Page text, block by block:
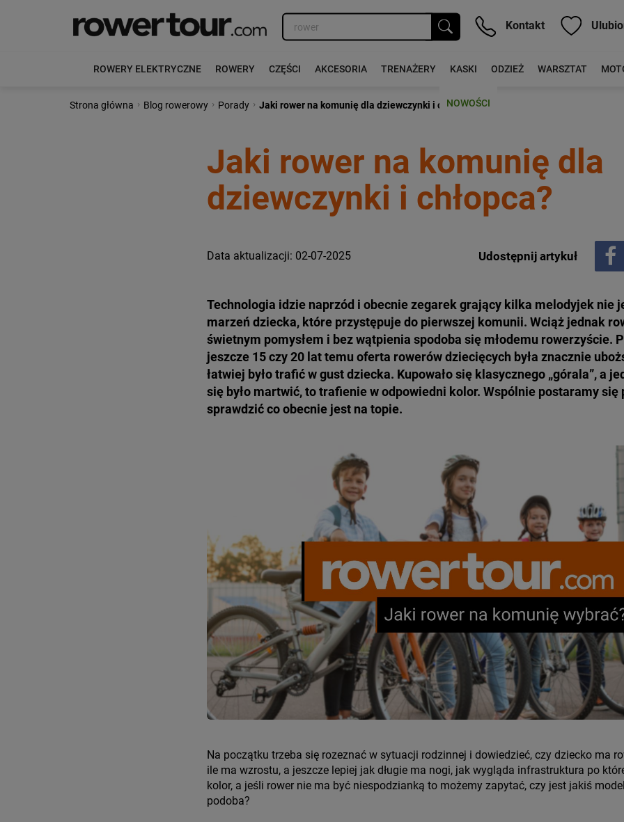
Kontakt
ROWERY ELEKTRYCZNE ROWERY CZĘŚCI AKCESORIA TRENAŻERY KASKI ODZIEŻ WARSZTAT
NOWOŚCI
Strona główna › Blog rowerowy › Porady › Jaki rower na komunię dla dziewczynki i chłopca?
Jaki rower na komunię dla
dziewczynki i chłopca?
Data aktualizacji: 02-07-2025 Udostępnij artykuł
Technologia idzie naprzód i obecnie zegarek grający kilka melodyjek nie
marzeń dziecka, które przystępuje do pierwszej komunii. Wciąż jednak
świetnym pomysłem i bez wątpienia spodoba się młodemu rowerzyście.
jeszcze 15 czy 20 lat temu oferta rowerów dziecięcych była znacznie
łatwiej było trafić w gust dziecka. Kupowało się klasycznego „górala”, a
się było martwić, to trafienie w odpowiedni kolor. Wspólnie postaramy
sprawdzić co obecnie jest na topie.
Na początku trzeba się rozeznać w sytuacji rodzinnej i dowiedzieć, czy dziecko ma
ile ma wzrostu, a jeszcze lepiej jak długie ma nogi, jak wygląda infrastruktura po
kolor, a jeśli rower nie ma być niespodzianką to możemy zapytać, czy jest jakiś
podoba?